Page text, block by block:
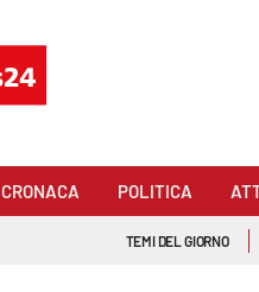
CRONACA POLITICA
TEMI DEL GIORNO